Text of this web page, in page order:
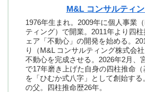
M&L コンサルティ
1976年生まれ。2009年に個人事業
ティング）で開業。2011年より四
ェア「不動心」の開発を始める。
り（M&L コンサルティング株式会
不動心を完成させる。2026年2月、
で17年磨き上げた自身の四柱推命（
を「ひむか式八字」として創始する
の父。四柱推命歴26年。